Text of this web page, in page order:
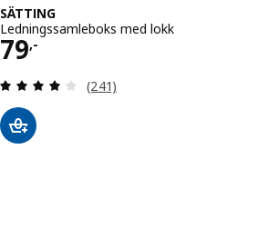
SÄTTING
Ledningssamleboks med lokk
79,-
Pris 79,-
Gjennomgang: 4.1 av 5
(241)